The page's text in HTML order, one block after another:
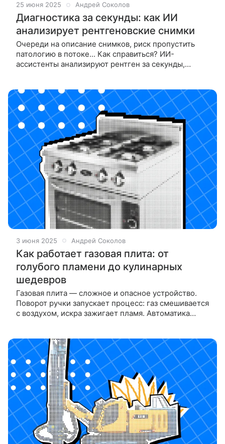
25 июня 2025 Андрей Соколов
Диагностика за секунды: как ИИ
анализирует рентгеновские снимки
Очереди на описание снимков, риск пропустить
патологию в потоке... Как справиться? ИИ-
ассистенты анализируют рентген за секунды,
3 июня 2025 Андрей Соколов
Как работает газовая плита: от
голубого пламени до кулинарных
шедевров
Газовая плита — сложное и опасное устройство.
Поворот ручки запускает процесс: газ смешивается
с воздухом, искра зажигает пламя. Автоматика